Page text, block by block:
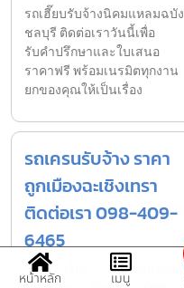
รถเฮี๊ยบรับจ้างนิคมแหลมฉบัง
ชลบุรี ติดต่อเราวันนี้เพื่อ
รับคำปรึกษาและใบเสนอ
ราคาฟรี พร้อมเนรมิตทุกงาน
ยกของคุณให้เป็นเรื่อง
รถเครนรับจ้าง ราคา
ถูกเมืองฉะเชิงเทรา
ติดต่อเรา 098-409-
6465
รถเครนรับจ้าง ราคาถูกเมือง
หน้าหลัก เมนู